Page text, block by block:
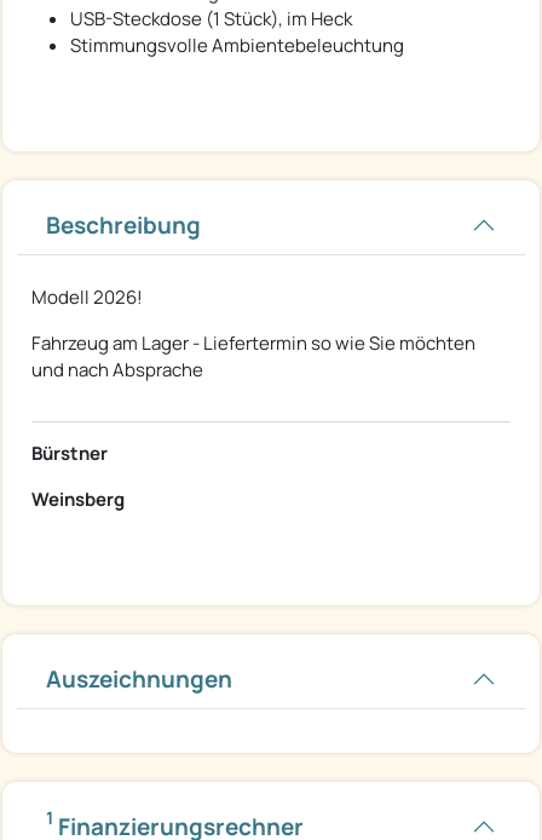
USB-Steckdose (1 Stück), im Heck
Stimmungsvolle Ambientebeleuchtung
Beschreibung
Modell 2026!
Fahrzeug am Lager - Liefertermin so wie Sie möchten
und nach Absprache
Bürstner
Weinsberg
Auszeichnungen
1 Finanzierungsrechner